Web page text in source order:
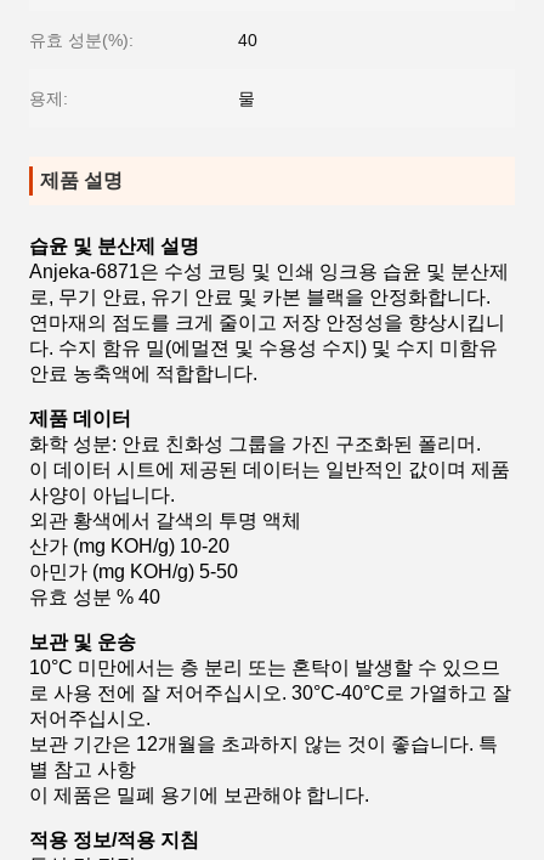
유효 성분(%): 40
용제: 물
제품 설명
습윤 및 분산제 설명
Anjeka-6871은 수성 코팅 및 인쇄 잉크용 습윤 및 분산제
로, 무기 안료, 유기 안료 및 카본 블랙을 안정화합니다.
연마재의 점도를 크게 줄이고 저장 안정성을 향상시킵니
다. 수지 함유 밀(에멀젼 및 수용성 수지) 및 수지 미함유
안료 농축액에 적합합니다.
제품 데이터
화학 성분: 안료 친화성 그룹을 가진 구조화된 폴리머.
이 데이터 시트에 제공된 데이터는 일반적인 값이며 제품
사양이 아닙니다.
외관 황색에서 갈색의 투명 액체
산가 (mg KOH/g) 10-20
아민가 (mg KOH/g) 5-50
유효 성분 % 40
보관 및 운송
10°C 미만에서는 층 분리 또는 혼탁이 발생할 수 있으므
로 사용 전에 잘 저어주십시오. 30°C-40°C로 가열하고 잘
저어주십시오.
보관 기간은 12개월을 초과하지 않는 것이 좋습니다. 특
별 참고 사항
이 제품은 밀폐 용기에 보관해야 합니다.
적용 정보/적용 지침